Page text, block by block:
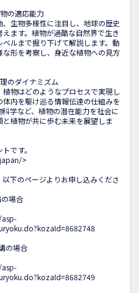
の適応能力
生物多様性に注目し、地球の歴史
ます。植物が過酷な自然界で生き
ルまで掘り下げて解説します。動
形を考察し、身近な植物への見方
のダイナミズム
物はどのようなプロセスで実現し
内を駆け巡る情報伝達の仕組みを
学など、植物の潜在能力を社会に
植物が共に歩む未来を展望しま
です。
>
下のページよりお申し込みくださ
場合
の場合